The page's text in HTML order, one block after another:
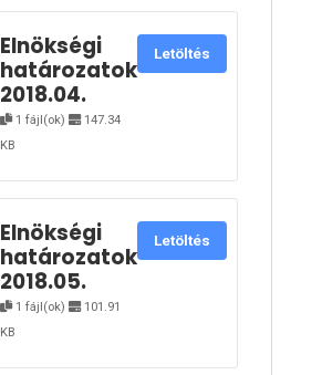
Elnökségi
határozatok
2018.04.
1 fájl(ok)
147.34
KB
Letöltés
Elnökségi
határozatok
2018.05.
1 fájl(ok)
101.91
KB
Letöltés